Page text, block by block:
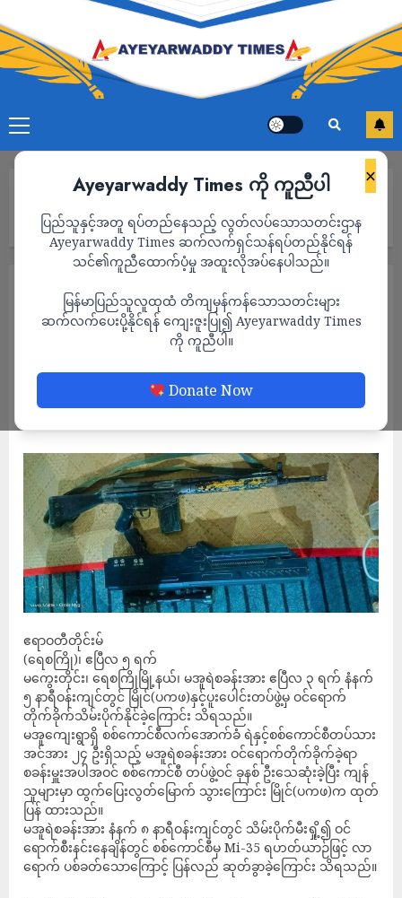
×
Ayeyarwaddy Times ကို ကူညီပါ
ပြည်သူနှင့်အတူ ရပ်တည်နေသည့် လွတ်လပ်သောသတင်းဌာန
Ayeyarwaddy Times ဆက်လက်ရှင်သန်ရပ်တည်နိုင်ရန်
သင်၏ကူညီထောက်ပံ့မှု အထူးလိုအပ်နေပါသည်။
မြန်မာပြည်သူလူထုထံ တိကျမှန်ကန်သောသတင်းများ
ဆက်လက်ပေးပို့နိုင်ရန် ကျေးဇူးပြု၍ Ayeyarwaddy Times
ကို ကူညီပါ။
Donate Now
စခန်းမှူး အပါအဝင် ၇ ဦးသေဆုံးဟုဆို
ရေစကြိုမြို့နယ်ရှိ မအူရဲစခန်းကို PDF များ
တိုက်ခိုက်သိမ်းပိုက်နိုင်ခဲ့ပြီး စခန်းမှူး အပါအဝင်
၇ ဦးသေဆုံးဟုဆို
ADMIN APRIL 6, 2023
ဧရာဝတီတိုင်းမ်
(ရေစကြို)၊ ဧပြီလ ၅ ရက်
မကွေးတိုင်း၊ ရေစကြိုမြို့နယ်၊ မအူရဲစခန်းအား ဧပြီလ ၃ ရက် နံနက်
၅ နာရီဝန်းကျင်တွင် မြိုင်(ပကဖ)နှင့်ပူးပေါင်းတပ်ဖွဲ့မှ ဝင်ရောက်
တိုက်ခိုက်သိမ်းပိုက်နိုင်ခဲ့ကြောင်း သိရသည်။
မအူကျေးရွာရှိ စစ်ကောင်စီလက်အောက်ခံ ရဲနှင့်စစ်ကောင်စီတပ်သား
အင်အား ၂၄ ဦးရှိသည့် မအူရဲစခန်းအား ဝင်ရောက်တိုက်ခိုက်ခဲ့ရာ
စခန်းမှူးအပါအဝင် စစ်ကောင်စီ တပ်ဖွဲ့ဝင် ခုနစ် ဦးသေဆုံးခဲ့ပြီး ကျန်
သူများမှာ ထွက်ပြေးလွတ်မြောက် သွားကြောင်း မြိုင်(ပကဖ)က ထုတ်
ပြန် ထားသည်။
မအူရဲစခန်းအား နံနက် ၈ နာရီဝန်းကျင်တွင် သိမ်းပိုက်မီးရှို့၍ ဝင်
ရောက်စီးနင်းနေချိန်တွင် စစ်ကောင်စီမှ Mi-35 ရဟတ်ယာဉ်ဖြင့် လာ
ရောက် ပစ်ခတ်သောကြောင့် ပြန်လည် ဆုတ်ခွာခဲ့ကြောင်း သိရသည်။